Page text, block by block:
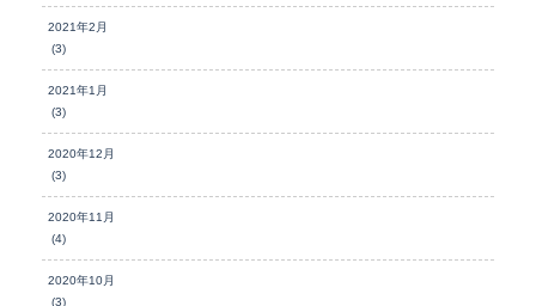
2021年2月
(3)
2021年1月
(3)
2020年12月
(3)
2020年11月
(4)
2020年10月
(3)